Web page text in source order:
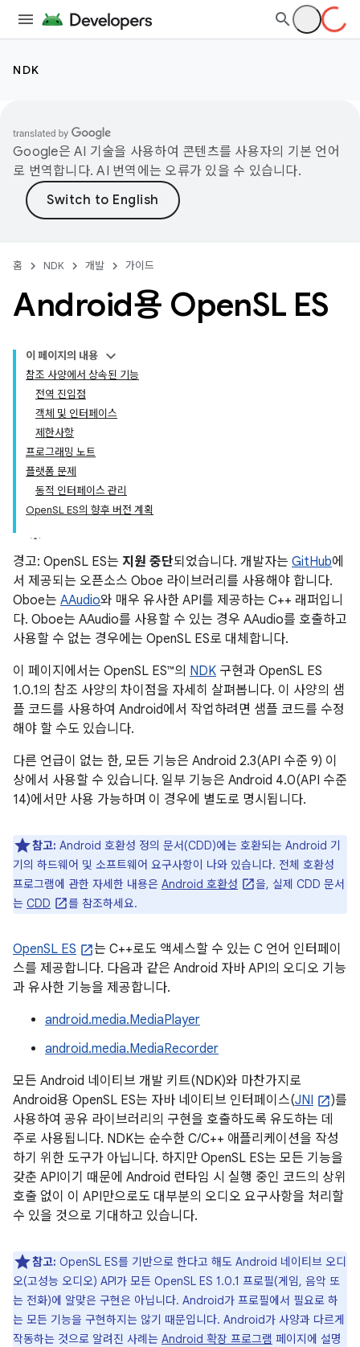
NDK
Google은 AI 기술을 사용하여 콘텐츠를 사용자의 기본 언어
로 번역합니다. AI 번역에는 오류가 있을 수 있습니다.
홈 NDK 개발 가이드
Android용 OpenSL ES
이 페이지의 내용
참조 사양에서 상속된 기능
전역 진입점
객체 및 인터페이스
제한사항
프로그래밍 노트
플랫폼 문제
동적 인터페이스 관리
OpenSL ES의 향후 버전 계획
경고: OpenSL ES는 지원 중단되었습니다. 개발자는 GitHub에
서 제공되는 오픈소스 Oboe 라이브러리를 사용해야 합니다.
Oboe는 AAudio와 매우 유사한 API를 제공하는 C++ 래퍼입니
다. Oboe는 AAudio를 사용할 수 있는 경우 AAudio를 호출하고
사용할 수 없는 경우에는 OpenSL ES로 대체합니다.
이 페이지에서는 OpenSL ES™의 NDK 구현과 OpenSL ES
1.0.1의 참조 사양의 차이점을 자세히 살펴봅니다. 이 사양의 샘
플 코드를 사용하여 Android에서 작업하려면 샘플 코드를 수정
해야 할 수도 있습니다.
다른 언급이 없는 한, 모든 기능은 Android 2.3(API 수준 9) 이
상에서 사용할 수 있습니다. 일부 기능은 Android 4.0(API 수준
14)에서만 사용 가능하며 이 경우에 별도로 명시됩니다.
참고: Android 호환성 정의 문서(CDD)에는 호환되는 Android 기
기의 하드웨어 및 소프트웨어 요구사항이 나와 있습니다. 전체 호환성
프로그램에 관한 자세한 내용은 Android 호환성
을, 실제 CDD 문서
는 CDD 를 참조하세요.
OpenSL ES
는 C++로도 액세스할 수 있는 C 언어 인터페이
스를 제공합니다. 다음과 같은 Android 자바 API의 오디오 기능
과 유사한 기능을 제공합니다.
android.media.MediaPlayer
android.media.MediaRecorder
모든 Android 네이티브 개발 키트(NDK)와 마찬가지로
Android용 OpenSL ES는 자바 네이티브 인터페이스(JNI
)를
사용하여 공유 라이브러리의 구현을 호출하도록 유도하는 데
주로 사용됩니다. NDK는 순수한 C/C++ 애플리케이션을 작성
하기 위한 도구가 아닙니다. 하지만 OpenSL ES는 모든 기능을
갖춘 API이기 때문에 Android 런타임 시 실행 중인 코드의 상위
호출 없이 이 API만으로도 대부분의 오디오 요구사항을 처리할
수 있을 것으로 기대하고 있습니다.
참고: OpenSL ES를 기반으로 한다고 해도 Android 네이티브 오디
오(고성능 오디오) API가 모든 OpenSL ES 1.0.1 프로필(게임, 음악 또
는 전화)에 알맞은 구현은 아닙니다. Android가 프로필에서 필요로 하
는 모든 기능을 구현하지는 않기 때문입니다. Android가 사양과 다르게
작동하는 것으로 알려진 사례는 Android 확장 프로그램 페이지에 설명